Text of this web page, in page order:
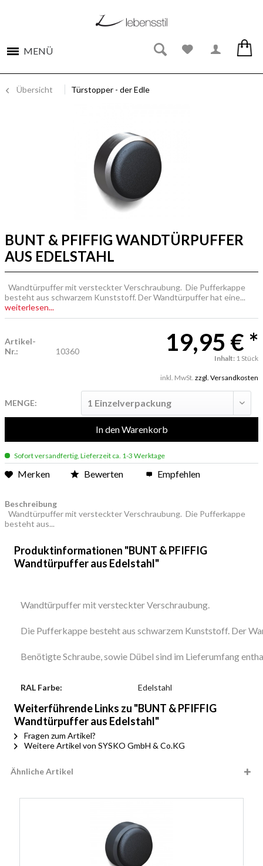
MENÜ
Übersicht Türstopper - der Edle
BUNT & PFIFFIG WANDTÜRPUFFER
AUS EDELSTAHL
Wandtürpuffer mit versteckter Verschraubung. Die Pufferkappe
besteht aus schwarzem Kunststoff. Der Wandtürpuffer hat eine...
weiterlesen...
Artikel-
Nr.:
10360 19,95 € *
Inhalt: 1 Stück
inkl. MwSt. zzgl. Versandkosten
MENGE:
In denWarenkorb
Sofort versandfertig, Lieferzeit ca. 1-3 Werktage
Merken Bewerten Empfehlen
Beschreibung
Wandtürpuffer mit versteckter Verschraubung. Die Pufferkappe
besteht aus...
Produktinformationen "BUNT & PFIFFIG
Wandtürpuffer aus Edelstahl"
Wandtürpuffer mit versteckter Verschraubung.
Die Pufferkappe besteht aus schwarzem Kunststoff. Der
Benötigte Schraube, sowie Dübel sind im Lieferumfang
RAL Farbe: Edelstahl
Weiterführende Links zu "BUNT & PFIFFIG
Wandtürpuffer aus Edelstahl"
Fragen zum Artikel?
Weitere Artikel von SYSKO GmbH & Co.KG
Ähnliche Artikel